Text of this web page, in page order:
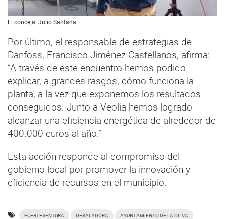
El concejal Julio Santana
Por último, el responsable de estrategias de
Danfoss, Francisco Jiménez Castellanos, afirma:
“A través de este encuentro hemos podido
explicar, a grandes rasgos, cómo funciona la
planta, a la vez que exponemos los resultados
conseguidos. Junto a Veolia hemos logrado
alcanzar una eficiencia energética de alrededor de
400.000 euros al año.”
Esta acción responde al compromiso del
gobierno local por promover la innovación y
eficiencia de recursos en el municipio.
FUERTEVENTURA DESALADORA AYUNTAMIENTO DE LA OLIVA